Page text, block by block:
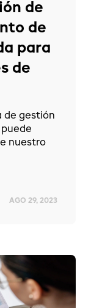
de
de
para
de
de gestión
nuestro
AGO 29, 2023